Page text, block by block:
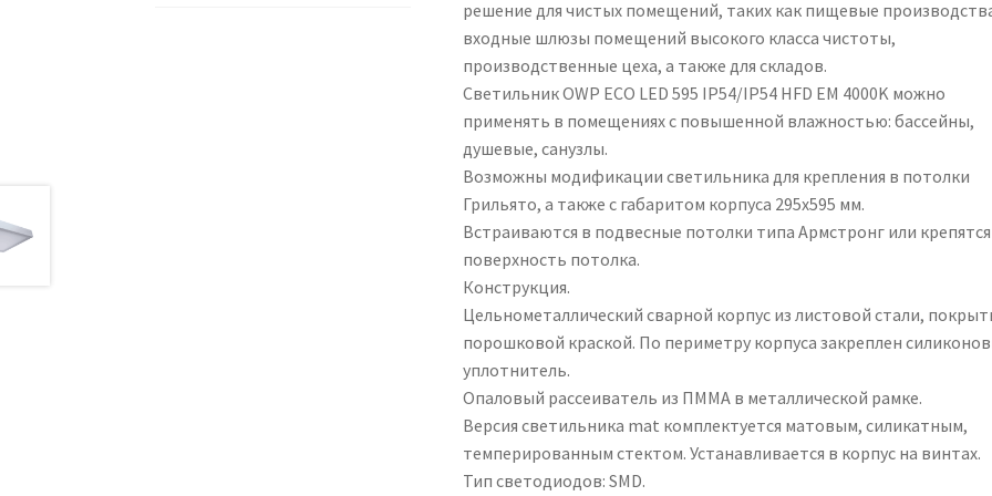
решение для чистых помещений, таких как пищевые
входные шлюзы помещений высокого класса чистоты,
производственные цеха, а также для складов.
Светильник OWP ECO LED 595 IP54/IP54 HFD EM 4000K можно
применять в помещениях с повышенной влажностью: бассейны,
душевые, санузлы.
Возможны модификации светильника для крепления в потолки
Грильято, а также с габаритом корпуса 295х595 мм.
Встраиваются в подвесные потолки типа Армстронг или
поверхность потолка.
Конструкция.
Цельнометаллический сварной корпус из листовой стали,
порошковой краской. По периметру корпуса закреплен
уплотнитель.
Опаловый рассеиватель из ПММА в металлической рамке.
Версия светильника mat комплектуется матовым, силикатным,
темперированным стектом. Устанавливается в корпус на винтах.
Тип светодиодов: SMD.